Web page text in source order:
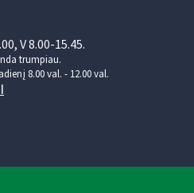
V 8.00-15.45.
trumpiau.
8.00 val. - 12.00 val.